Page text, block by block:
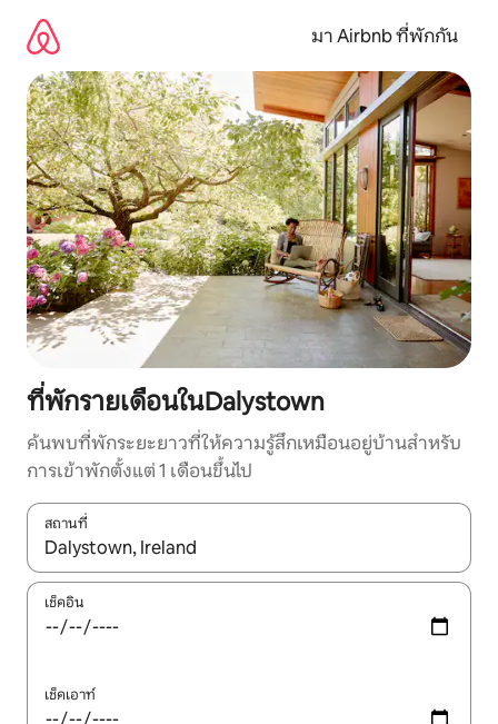
เนื้อหา
มา Airbnb ที่พักกัน
ที่พักรายเดือนในDalystown
ค้นพบที่พักระยะยาวที่ให้ความรู้สึกเหมือนอยู่บ้านสำหรับ
การเข้าพักตั้งแต่ 1 เดือนขึ้นไป
สถานที่
ใช้ลูกศรขึ้นลง หรือใช้การสัมผัสหรือปัด เพื่อสำรวจผลการค้นหา
เช็คอิน
เช็คเอาท์